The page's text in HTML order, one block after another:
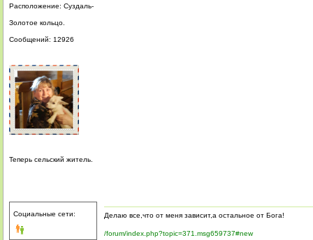
Расположение: Суздаль-
Золотое кольцо.
Сообщений: 12926
Теперь сельский житель.
Социальные сети: Делаю все,что от меня зависит,а остальное от Бога!
/forum/index.php?topic=371.msg659737#new